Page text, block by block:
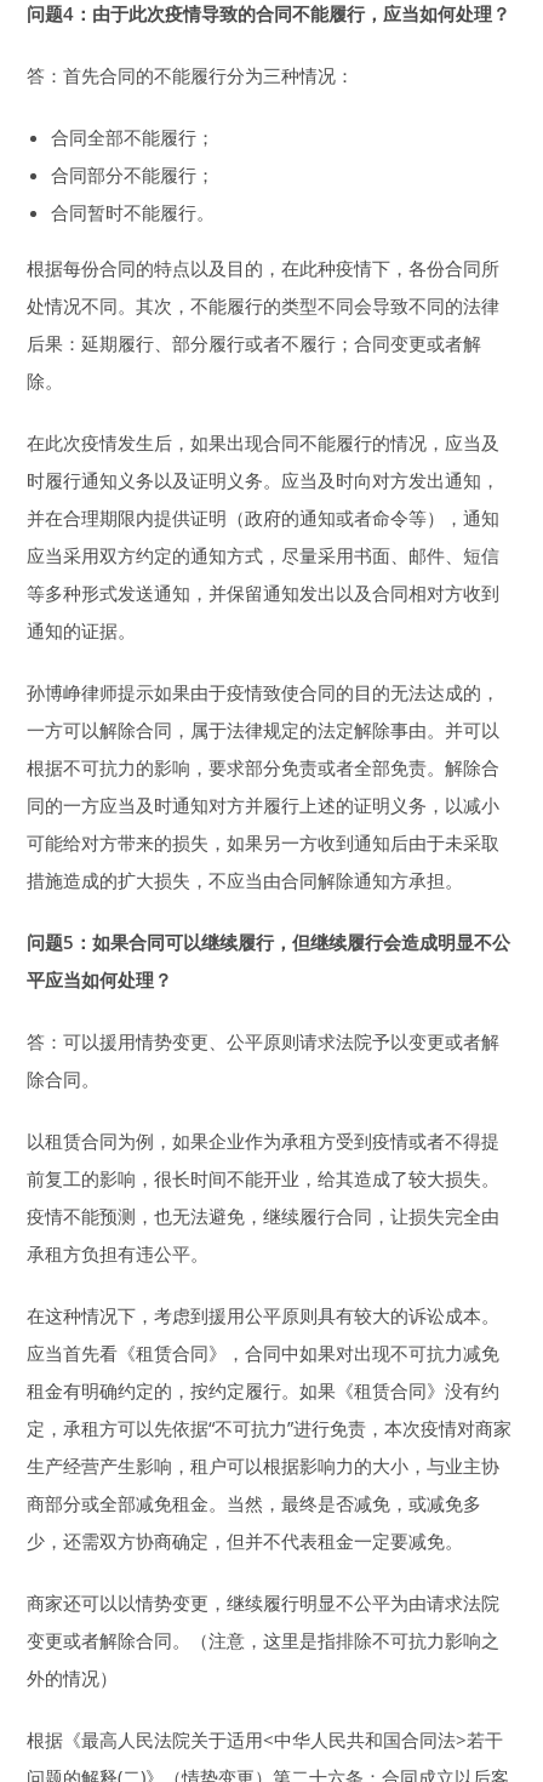
问题4：由于此次疫情导致的合同不能履行，应当如何处理？
答：首先合同的不能履行分为三种情况：
合同全部不能履行；
合同部分不能履行；
合同暂时不能履行。
根据每份合同的特点以及目的，在此种疫情下，各份合同所
处情况不同。其次，不能履行的类型不同会导致不同的法律
后果：延期履行、部分履行或者不履行；合同变更或者解
除。
在此次疫情发生后，如果出现合同不能履行的情况，应当及
时履行通知义务以及证明义务。应当及时向对方发出通知，
并在合理期限内提供证明（政府的通知或者命令等），通知
应当采用双方约定的通知方式，尽量采用书面、邮件、短信
等多种形式发送通知，并保留通知发出以及合同相对方收到
通知的证据。
孙博峥律师提示如果由于疫情致使合同的目的无法达成的，
一方可以解除合同，属于法律规定的法定解除事由。并可以
根据不可抗力的影响，要求部分免责或者全部免责。解除合
同的一方应当及时通知对方并履行上述的证明义务，以减小
可能给对方带来的损失，如果另一方收到通知后由于未采取
措施造成的扩大损失，不应当由合同解除通知方承担。
问题5：如果合同可以继续履行，但继续履行会造成明显不公
平应当如何处理？
答：可以援用情势变更、公平原则请求法院予以变更或者解
除合同。
以租赁合同为例，如果企业作为承租方受到疫情或者不得提
前复工的影响，很长时间不能开业，给其造成了较大损失。
疫情不能预测，也无法避免，继续履行合同，让损失完全由
承租方负担有违公平。
在这种情况下，考虑到援用公平原则具有较大的诉讼成本。
应当首先看《租赁合同》，合同中如果对出现不可抗力减免
租金有明确约定的，按约定履行。如果《租赁合同》没有约
定，承租方可以先依据“不可抗力”进行免责，本次疫情对商家
生产经营产生影响，租户可以根据影响力的大小，与业主协
商部分或全部减免租金。当然，最终是否减免，或减免多
少，还需双方协商确定，但并不代表租金一定要减免。
商家还可以以情势变更，继续履行明显不公平为由请求法院
变更或者解除合同。（注意，这里是指排除不可抗力影响之
外的情况）
根据《最高人民法院关于适用<中华人民共和国合同法>若干